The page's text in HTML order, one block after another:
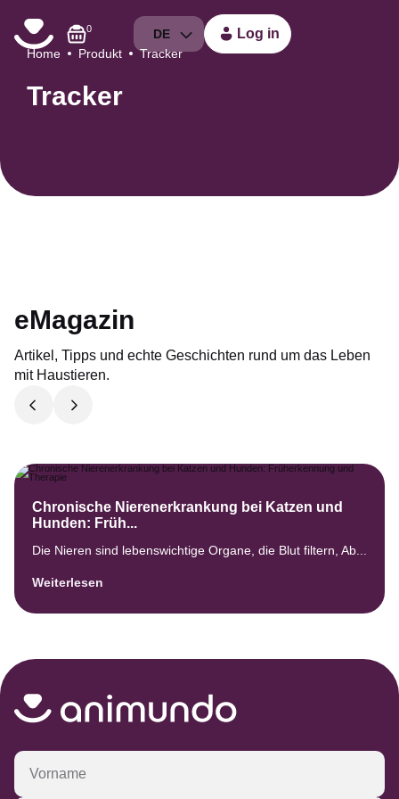
0 DE Log in
Home Produkt Tracker
Tracker
eMagazin
Artikel, Tipps und echte Geschichten rund um das Leben
mit Haustieren.
Chronische Nierenerkrankung bei Katzen und
Hunden: Früh...
Die Nieren sind lebenswichtige Organe, die Blut filtern, Ab...
Weiterlesen